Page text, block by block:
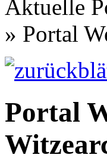
Aktuelle
» Portal
Portal